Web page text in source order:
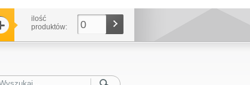
ilość
produktów:
0